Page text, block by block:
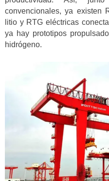
convencionales, ya existen
litio y RTG eléctricas
ya hay prototipos
hidrógeno.